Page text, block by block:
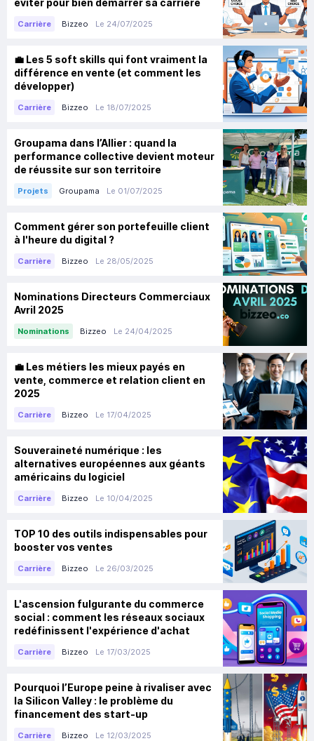
éviter pour bien démarrer sa carrière
Carrière Bizzeo Le 24/07/2025
💼 Les 5 soft skills qui font vraiment la
différence en vente (et comment les
développer)
Carrière Bizzeo Le 18/07/2025
Groupama dans l’Allier : quand la
performance collective devient moteur
de réussite sur son territoire
Projets Groupama Le 01/07/2025
Comment gérer son portefeuille client
à l'heure du digital ?
Carrière Bizzeo Le 28/05/2025
Nominations Directeurs Commerciaux
Avril 2025
Nominations Bizzeo Le 24/04/2025
💼 Les métiers les mieux payés en
vente, commerce et relation client en
2025
Carrière Bizzeo Le 17/04/2025
Souveraineté numérique : les
alternatives européennes aux géants
américains du logiciel
Carrière Bizzeo Le 10/04/2025
TOP 10 des outils indispensables pour
booster vos ventes
Carrière Bizzeo Le 26/03/2025
L'ascension fulgurante du commerce
social : comment les réseaux sociaux
redéfinissent l'expérience d'achat
Carrière Bizzeo Le 17/03/2025
Pourquoi l’Europe peine à rivaliser avec
la Silicon Valley : le problème du
financement des start-up
Carrière Bizzeo Le 12/03/2025